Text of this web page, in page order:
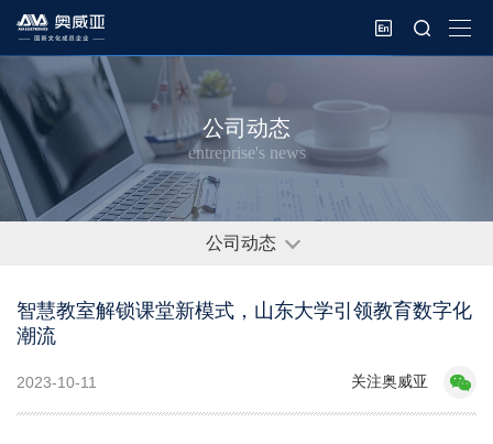
公司动态
entreprise's news
公司动态
智慧教室解锁课堂新模式，山东大学引领教育数字化
潮流
2023-10-11 关注奥威亚